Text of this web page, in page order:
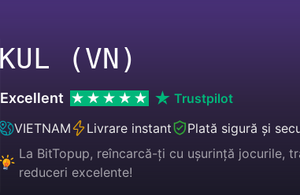
KUL (VN)
Excellent
Trustpilot
VIETNAM
Livrare instant
Plată sigură și
La BitTopup, reîncarcă-ți cu ușurință jocurile,
reduceri excelente!